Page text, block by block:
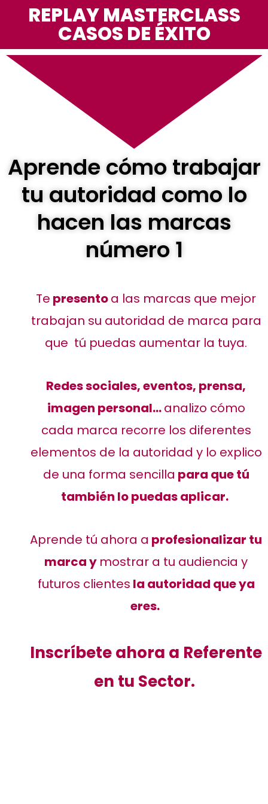
REPLAY MASTERCLASS
CASOS DE ÉXITO
Aprende cómo trabajar
tu autoridad como lo
hacen las marcas
número 1
Te presentoa las marcas que mejor
trabajan su autoridad de marca para
que tú puedas aumentar la tuya.
Redes sociales, eventos, prensa,
imagen personal…analizo cómo
cada marca recorre los diferentes
elementos de la autoridad y lo explico
de una forma sencilla para que tú
también lo puedas aplicar.
Aprende tú ahora a profesionalizar tu
marca y mostrar a tu audiencia y
futuros clientes la autoridad que ya
eres.
Inscríbete ahora a Referente
en tu Sector.